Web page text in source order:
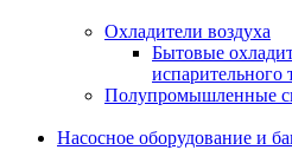
Охладители воздуха
Бытовые
испарительного
Полупромышленные
Насосное оборудование и